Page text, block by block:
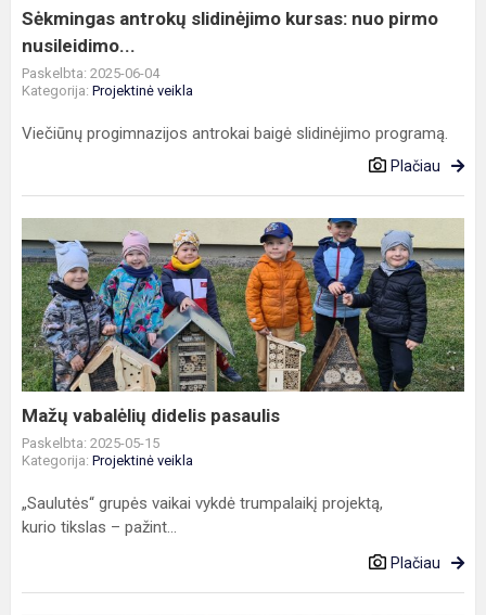
Sėkmingas antrokų slidinėjimo kursas: nuo pirmo
nusileidimo...
Paskelbta: 2025-06-04
Kategorija: Projektinė veikla
Viečiūnų progimnazijos antrokai baigė slidinėjimo programą.
Plačiau
vabalėlių
didelis
pasaulis
Mažų vabalėlių didelis pasaulis
Paskelbta: 2025-05-15
Kategorija: Projektinė veikla
„Saulutės“ grupės vaikai vykdė trumpalaikį projektą,
kurio tikslas – pažint...
Plačiau